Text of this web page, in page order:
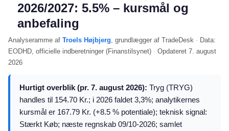
2026/2027: 5.5% – kursmål og
anbefaling
Analyseramme af Troels Højbjerg, grundlægger af TradeDesk · Data:
EODHD, officielle indberetninger (Finanstilsynet) · Opdateret 7. august
2026
Hurtigt overblik (pr. 7. august 2026): Tryg (TRYG)
handles til 154.70 Kr.; i 2026 faldet 3,3%; analytikernes
kursmål er 167.79 Kr. (+8.5 % potentiale); teknisk signal:
Stærkt Køb; næste regnskab 09/10-2026; samlet